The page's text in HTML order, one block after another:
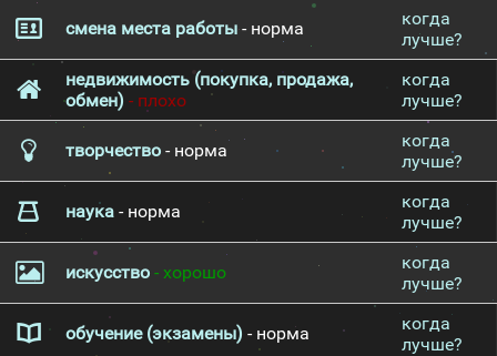
смена места работы- норма
когда
лучше?
недвижимость (покупка, продажа,
обмен) - плохо
когда
лучше?
творчество - норма
когда
лучше?
наука - норма
когда
лучше?
искусство - хорошо
когда
лучше?
обучение (экзамены) - норма
когда
лучше?